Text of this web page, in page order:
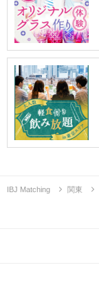
IBJ Matching 関東